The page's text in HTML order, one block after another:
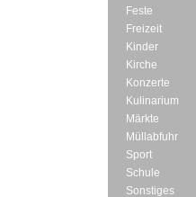
Feste
Freizeit
Kinder
Kirche
Konzerte
Kulinarium
Märkte
Müllabfuhr
Sport
Schule
Sonstiges